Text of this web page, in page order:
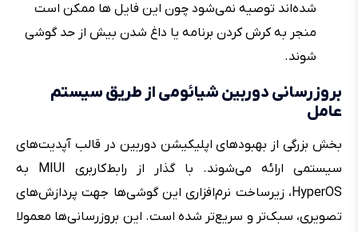
شده‌اند توصیه نمی‌شود چون این فایل ها ممکن است
منجر به کرش کردن برنامه یا داغ شدن بیش از حد گوشی
شوند.
بروزرسانی دوربین شیائومی از طریق سیستم
عامل
بخش بزرگی از بهبودهای اپلیکیشن دوربین در قالب آپدیت‌های
سیستمی ارائه می‌شوند. با گذار از رابط‌کاربری MIUI به
HyperOS، زیرساخت نرم‌افزاری این گوشی‌ها جهت پردازش‌های
تصویری، سبک‌تر و سریع‌تر شده است. این بروزرسانی‌ها معمولا